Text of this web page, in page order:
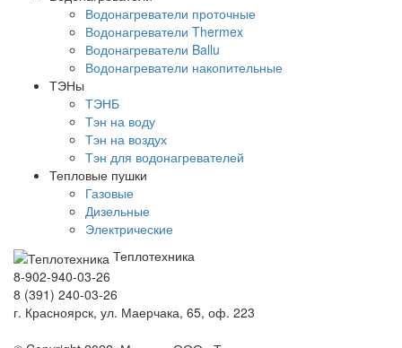
Водонагреватели проточные
Водонагреватели Thermex
Водонагреватели Ballu
Водонагреватели накопительные
ТЭНы
ТЭНБ
Тэн на воду
Тэн на воздух
Тэн для водонагревателей
Тепловые пушки
Газовые
Дизельные
Электрические
Теплотехника
8-902-940-03-26
8 (391) 240-03-26
г. Красноярск, ул. Маерчака, 65, оф. 223